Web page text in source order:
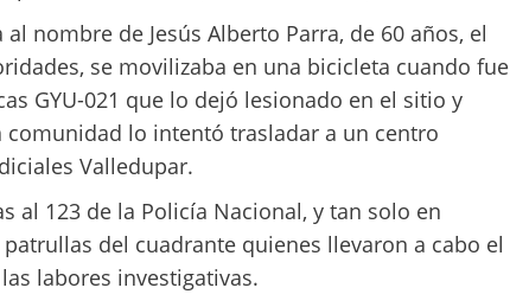
nombre de Jesús Alberto Parra, de 60 años, el
se movilizaba en una bicicleta cuando fue
GYU-021 que lo dejó lesionado en el sitio y
lo intentó trasladar a un centro
Valledupar.
al 123 de la Policía Nacional, y tan solo en
del cuadrante quienes llevaron a cabo el
labores investigativas.